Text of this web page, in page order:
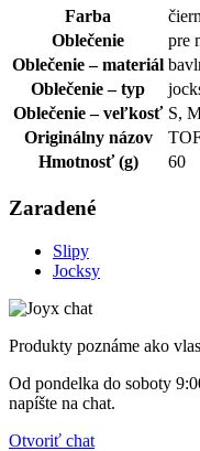
Farba
Oblečenie
pre
Oblečenie – materiál
Oblečenie – typ
Oblečenie – veľkosť S,
Originálny názov
Hmotnosť (g)
60
Zaradené
Slipy
Jocksy
Produkty poznáme ako
Od pondelka do soboty
napíšte na chat.
Otvoriť chat